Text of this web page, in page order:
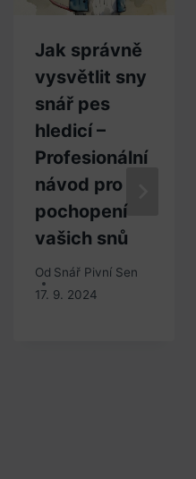
Jak správně
vysvětlit sny
snář pes
hledicí –
Profesionální
návod pro
pochopení
vašich snů
Od Snář Pivní Sen
17. 9. 2024